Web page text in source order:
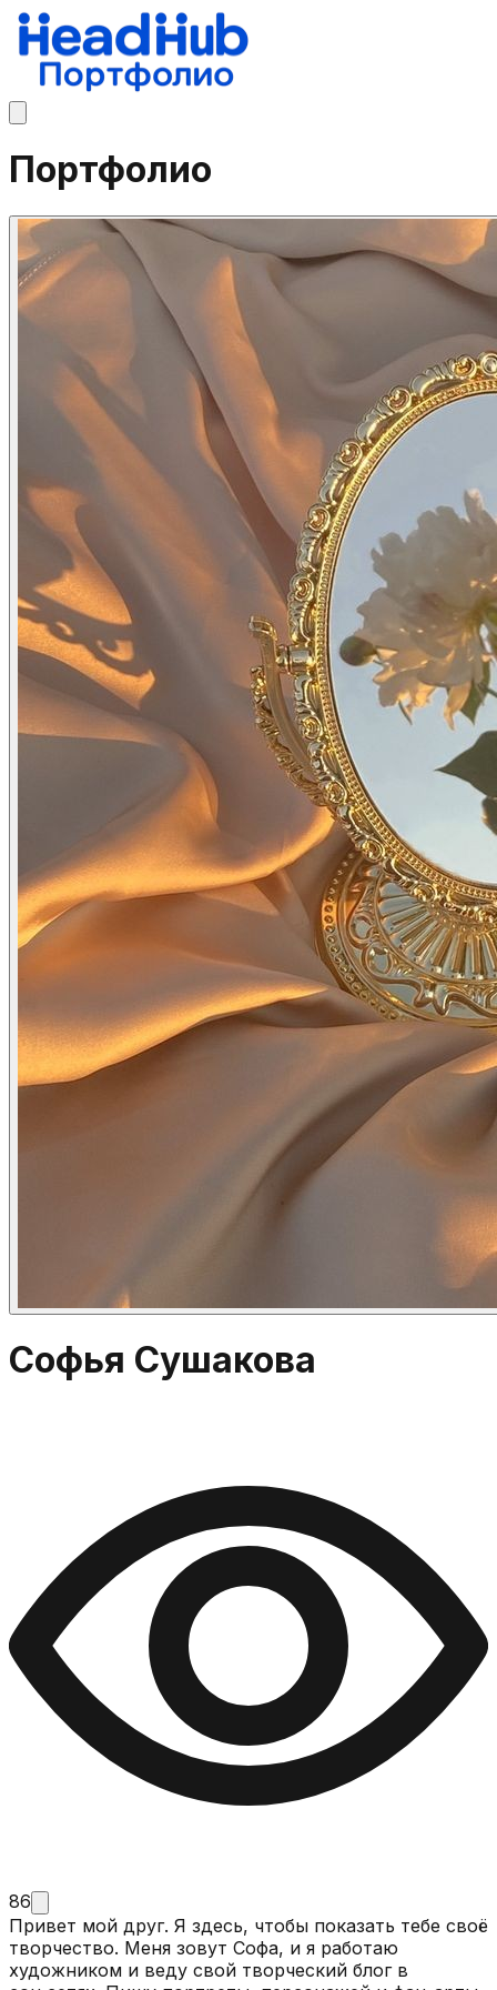
Портфолио
Софья Сушакова
86
Привет мой друг. Я здесь, чтобы показать тебе своё
творчество. Меня зовут Софа, и я работаю
художником и веду свой творческий блог в